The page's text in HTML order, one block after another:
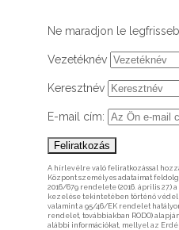
Ne maradjon le
Vezetéknév
Keresztnév
E-mail cím:
A hírlevélre való feliratkozással
Központ személyes adataimat
2016/679 rendelete (2016. április
kezelése tekintetében történő
valamint a 95/46/EK rendelet
rendelet, továbbiakban RODO)
alábbi információkat, mellyel az